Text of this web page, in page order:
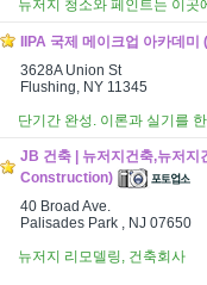
뉴저지 청소와 페인트는 이곳
IIPA 국제 메이크업 아카데
3628A Union St
Flushing, NY 11345
단기간 완성. 이론과 실기를
JB 건축 | 뉴저지건축,뉴저지
Construction)
40 Broad Ave.
Palisades Park , NJ 07650
뉴저지 리모델링, 건축회사